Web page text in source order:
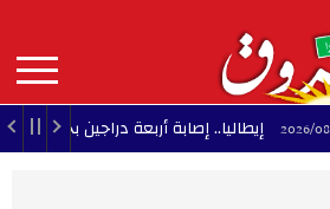
contenu
principal
MAIN
NAVIGATION
إيطاليا.. إصابة أربعة دراجين بجروح خطيرة إثر